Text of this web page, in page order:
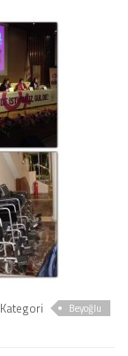
Kategori Beyoğlu